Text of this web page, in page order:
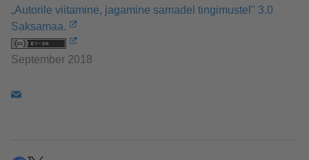
„Autorile viitamine, jagamine samadel tingimustel" 3.0
Saksamaa.
September 2018